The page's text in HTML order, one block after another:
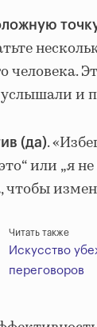
человека.
и
(да).
или „я
Читать также
Искусство
переговоров